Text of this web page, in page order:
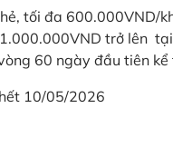
tối đa 600.000VND/
trở lên
60 ngày đầu tiên
10/05/2026